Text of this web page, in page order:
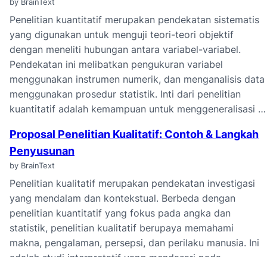
Penelitian kuantitatif merupakan pendekatan sistematis
yang digunakan untuk menguji teori-teori objektif
dengan meneliti hubungan antara variabel-variabel.
Pendekatan ini melibatkan pengukuran variabel
menggunakan instrumen numerik, dan menganalisis data
menggunakan prosedur statistik. Inti dari penelitian
kuantitatif adalah kemampuan untuk menggeneralisasi …
Proposal Penelitian Kualitatif: Contoh & Langkah
Penyusunan
by BrainText
Penelitian kualitatif merupakan pendekatan investigasi
yang mendalam dan kontekstual. Berbeda dengan
penelitian kuantitatif yang fokus pada angka dan
statistik, penelitian kualitatif berupaya memahami
makna, pengalaman, persepsi, dan perilaku manusia. Ini